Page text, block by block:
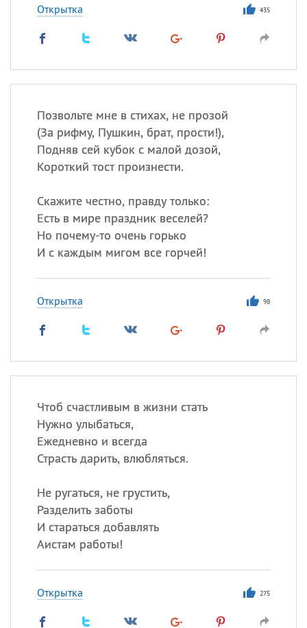
Открытка 435
Позвольте мне в стихах, не прозой
(За рифму, Пушкин, брат, прости!),
Подняв сей кубок с малой дозой,
Короткий тост произнести.
Скажите честно, правду только:
Есть в мире праздник веселей?
Но почему-то очень горько
И с каждым мигом все горчей!
Открытка 98
Чтоб счастливым в жизни стать
Нужно улыбаться,
Ежедневно и всегда
Страсть дарить, влюбляться.
Не ругаться, не грустить,
Разделить заботы
И стараться добавлять
Аистам работы!
Открытка 275
Клим
Анфиса